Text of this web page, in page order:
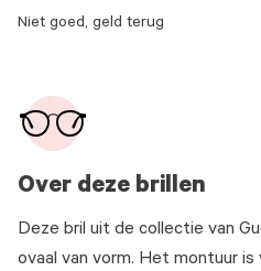
Over deze brillen
Deze bril uit de collectie van
ovaal van vorm. Het montuur is
Niet goed, geld terug